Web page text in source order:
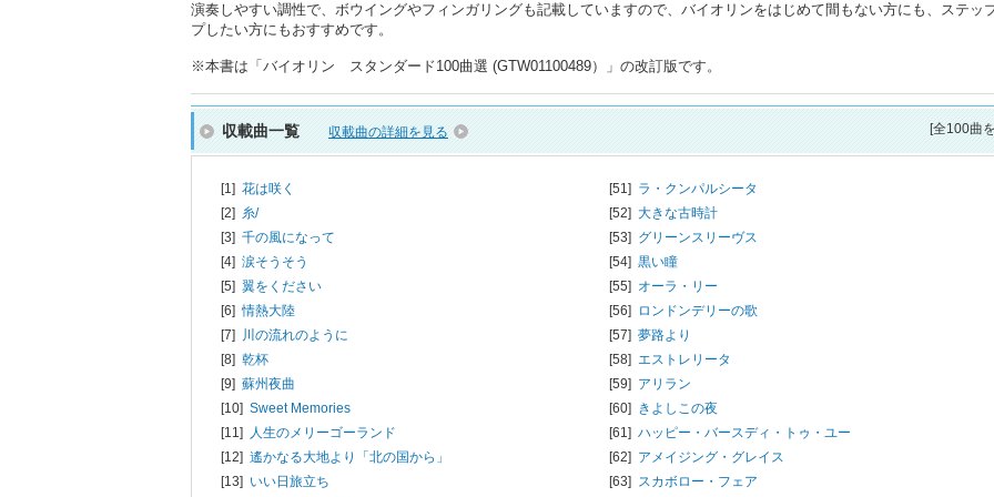
演奏しやすい調性で、ボウイングやフィンガリングも記載していますので、バイオリンをはじめて間もない方にも、ステッ
プしたい方にもおすすめです。
※本書は「バイオリン スタンダード100曲選 (GTW01100489）」の改訂版です。
収載曲一覧 収載曲の詳細を見る [全100曲
[1] 花は咲く
[2] 糸/
[3] 千の風になって
[4] 涙そうそう
[5] 翼をください
[6]情熱大陸
[7] 川の流れのように
[8] 乾杯
[9] 蘇州夜曲
[10] Sweet Memories
[11] 人生のメリーゴーランド
[12] 遙かなる大地より「北の国から」
[13] いい日旅立ち
[51] ラ・クンパルシータ
[52] 大きな古時計
[53] グリーンスリーヴス
[54] 黒い瞳
[55] オーラ・リー
[56] ロンドンデリーの歌
[57] 夢路より
[58] エストレリータ
[59] アリラン
[60] きよしこの夜
[61] ハッピー・バースディ・トゥ・ユー
[62] アメイジング・グレイス
[63] スカボロー・フェア